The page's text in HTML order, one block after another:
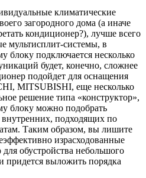
климатические
загородного дома (а иначе
кондиционер?), лучше всего
мультисплит-системы, в
блоку подключается несколько
будет, конечно, сложнее
подойдет для оснащения
MITSUBISHI, еще несколько
решение типа «конструктор»,
блоку можно подобрать
подходящих по
Таким образом, вы лишите
израсходованные
обустройства небольшого
придется выложить порядка